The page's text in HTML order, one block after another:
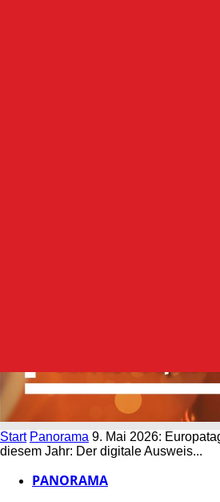
Start Panorama 9. Mai 2026:
diesem Jahr: Der digitale Ausweis...
PANORAMA